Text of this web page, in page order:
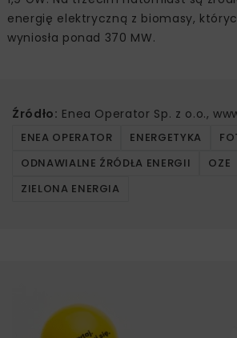
energię elektryczną z biomasy,
wyniosła ponad 370 MW.
Źródło: Enea Operator Sp. z o.o.,
ENEA OPERATOR ENERGETYKA
ODNAWIALNE ŹRÓDŁA ENERGII
OZE
ZIELONA ENERGIA